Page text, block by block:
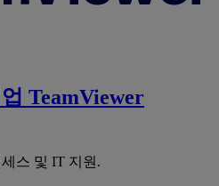
TeamViewer
스 및 IT 지원.